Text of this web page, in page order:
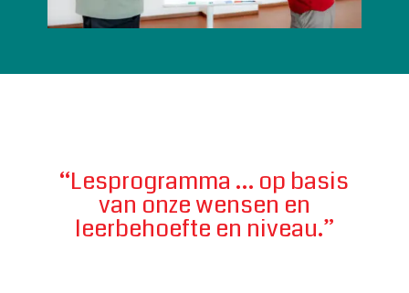
“Lesprogramma … op basis
van onze wensen en
leerbehoefte en niveau.”